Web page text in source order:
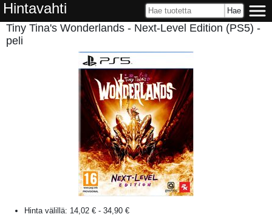
Hintavahti
Tiny Tina's Wonderlands - Next-Level Edition (PS5) -
peli
Hinta välillä: 14,02 € - 34,90 €